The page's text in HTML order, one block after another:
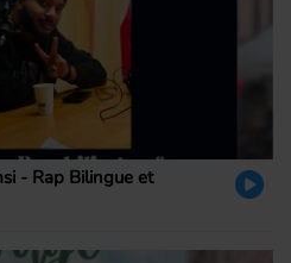
- Rap Bilingue et